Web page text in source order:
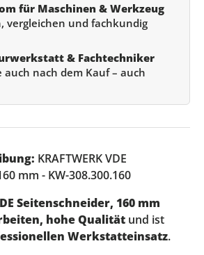
für Maschinen & Werkzeug
vergleichen und fachkundig
& Fachtechniker
auch nach dem Kauf – auch
KRAFTWERK VDE
mm - KW-308.300.160
Seitenschneider, 160 mm
hohe Qualität und ist
Werkstatteinsatz.